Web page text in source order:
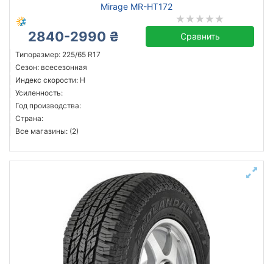
Mirage MR-HT172
2840-2990 ₴ Сравнить
Типоразмер: 225/65 R17
Сезон: всесезонная
Индекс скорости: H
Усиленность:
Год производства:
Страна:
Все магазины: (2)